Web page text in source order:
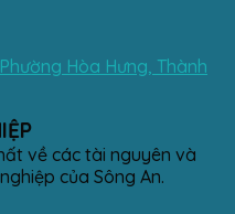
Hòa Hưng, Thành
về các tài nguyên và
của Sông An.